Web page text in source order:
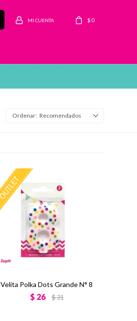
$ 0
Recomendados
Velita Polka Dots Grande N° 8
$ 26 $31